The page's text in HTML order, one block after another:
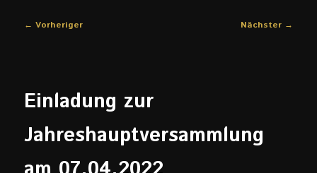
Beitragsnavigation
← Vorheriger Nächster →
Einladung zur
Jahreshauptversammlung